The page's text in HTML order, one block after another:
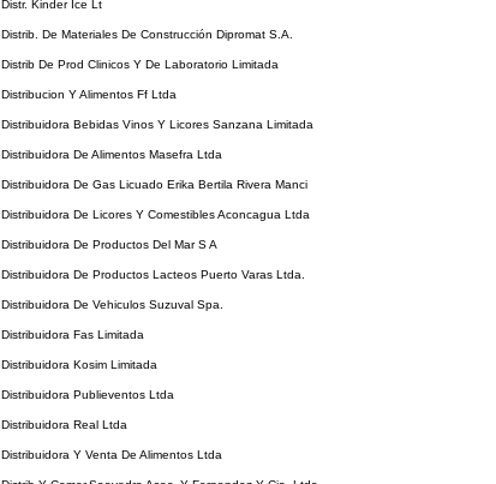
Distr. Kinder Ice Lt
Distrib. De Materiales De Construcción Dipromat S.A.
Distrib De Prod Clinicos Y De Laboratorio Limitada
Distribucion Y Alimentos Ff Ltda
Distribuidora Bebidas Vinos Y Licores Sanzana Limitada
Distribuidora De Alimentos Masefra Ltda
Distribuidora De Gas Licuado Erika Bertila Rivera Manci
Distribuidora De Licores Y Comestibles Aconcagua Ltda
Distribuidora De Productos Del Mar S A
Distribuidora De Productos Lacteos Puerto Varas Ltda.
Distribuidora De Vehiculos Suzuval Spa.
Distribuidora Fas Limitada
Distribuidora Kosim Limitada
Distribuidora Publieventos Ltda
Distribuidora Real Ltda
Distribuidora Y Venta De Alimentos Ltda